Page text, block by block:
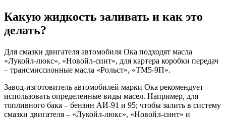
Какую жидкость заливать и как это
делать?
Для смазки двигателя автомобиля Ока подходят масла
«Лукойл-люкс», «Новойл-синт», для картера коробки передач
– трансмиссионные масла «Рольст», «ТМ5-9П».
Завод-изготовитель автомобилей марки Ока рекомендует
использовать определенные виды масел. Например, для
топливного бака – бензин АИ-91 и 95; чтобы залить в систему
смазки двигателя – «Лукойл-люкс», «Новойл-синт» и